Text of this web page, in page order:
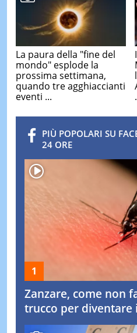
La paura della "fine del
mondo" esplode la
prossima settimana,
quando tre agghiaccianti
eventi ...
PIÙ POPOLARI SU
24 ORE
Zanzare, come non
trucco per diventare